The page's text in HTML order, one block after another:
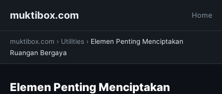
muktibox.com Home
muktibox.com › Utilities › Elemen Penting Menciptakan
Ruangan Bergaya
Elemen Penting Menciptakan